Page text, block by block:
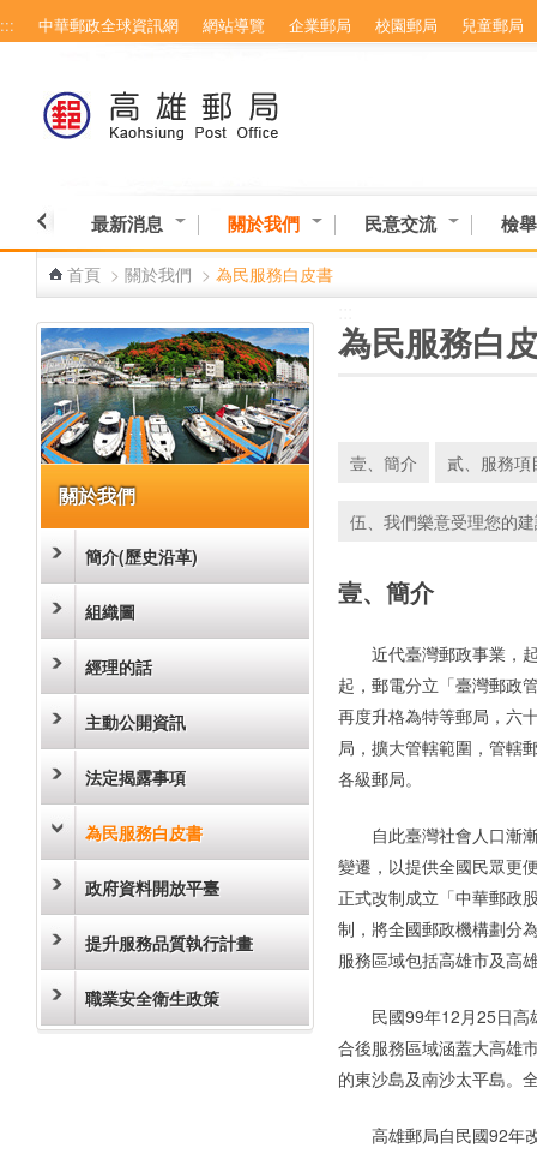
跳到主要內容區塊
::: 中華郵政全球資訊網 網站導覽 企業郵局 校園郵局 兒童郵局
最新消息 關於我們 民意交流 檢
首頁 > 關於我們 > 為民服務白皮書
關於我們
簡介(歷史沿革)
組織圖
經理的話
主動公開資訊
法定揭露事項
為民服務白皮書
政府資料開放平臺
提升服務品質執行計畫
職業安全衛生政策
為民服務白
壹、簡介 貳、服務項
伍、我們樂意受理您的
壹、簡介
近代臺灣郵政事業，起
起，郵電分立「臺灣郵政
再度升格為特等郵局，六
局，擴大管轄範圍，管轄
各級郵局。
自此臺灣社會人口漸漸
變遷，以提供全國民眾更
正式改制成立「中華郵政
制，將全國郵政機構劃分
服務區域包括高雄市及高
民國99年12月25日高雄
合後服務區域涵蓋大高雄
的東沙島及南沙太平島。
高雄郵局自民國92年改